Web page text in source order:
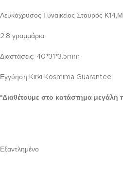
Λευκόχρυσος Γυναικείος Σταυρός
2.8 γραμμάρια
Διαστάσεις: 40*31*3.5mm
Εγγύηση Kirki Kosmima Guarantee
*Διαθέτουμε στο κατάστημα
Εξαντλημένο